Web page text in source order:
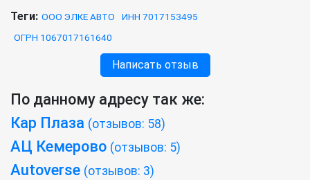
Теги: ООО ЭЛКЕ АВТО
ИНН 7017153495
ОГРН 1067017161640
Написать отзыв
По данному адресу так же:
Кар Плаза (отзывов: 58)
АЦ Кемерово (отзывов: 5)
Autoverse (отзывов: 3)